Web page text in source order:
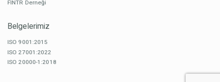
FINTR Derneği
Belgelerimiz
ISO 9001:2015
ISO 27001:2022
ISO 20000-1:2018